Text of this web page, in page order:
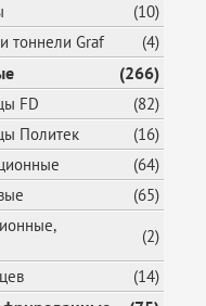
(10)
тоннели Graf
(4)
(266)
FD
(82)
Политек
(16)
(64)
(65)
(2)
(14)